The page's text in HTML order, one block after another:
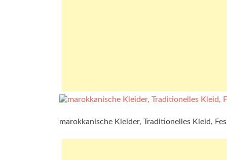
marokkanische Kleider, Traditionelles Kleid, Fes